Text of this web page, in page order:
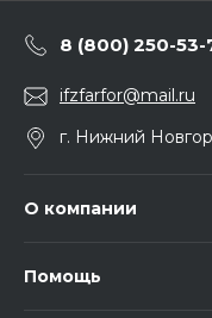
8 (800) 250-53-
ifzfarfor@mail.ru
г. Нижний
О компании
Помощь